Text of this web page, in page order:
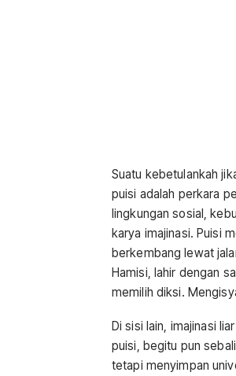
Suatu kebetulankah
puisi adalah perkara
lingkungan sosial,
karya imajinasi. Puisi
berkembang lewat
Hamisi, lahir dengan
memilih diksi.
Di sisi lain, imajinasi
puisi, begitu pun
tetapi menyimpan